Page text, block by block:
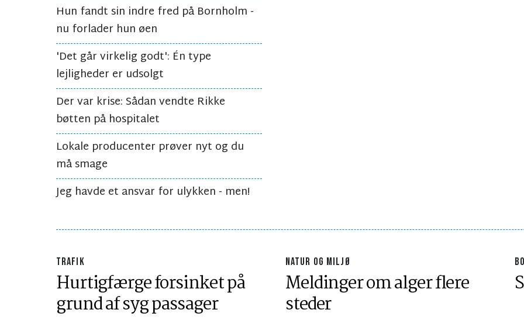
Hun fandt sin indre fred på Bornholm -
nu forlader hun øen
'Det går virkelig godt': Én type
lejligheder er udsolgt
Der var krise: Sådan vendte Rikke
bøtten på hospitalet
Lokale producenter prøver nyt og du
må smage
Jeg havde et ansvar for ulykken - men!
TRAFIK
Hurtigfærge forsinket på
grund af syg passager
NATUR OG MILJØ
Meldinger om alger flere
steder